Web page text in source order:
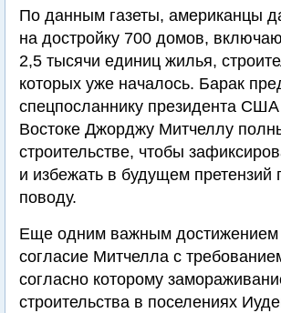
По данным газеты, американцы
на достройку 700 домов,
2,5 тысячи единиц жилья,
которых уже началось. Барак
спецпосланнику президента
Востоке Джорджу Митчеллу
строительстве, чтобы
и избежать в будущем претензий
поводу.
Еще одним важным достижением
согласие Митчелла с
согласно которому
строительства в поселениях